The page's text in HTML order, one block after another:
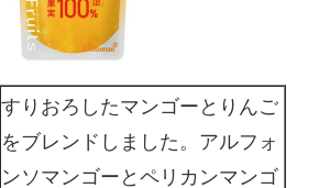
すりおろしたマンゴーとりんご
をブレンドしました。アルフォ
ンソマンゴーとペリカンマンゴ